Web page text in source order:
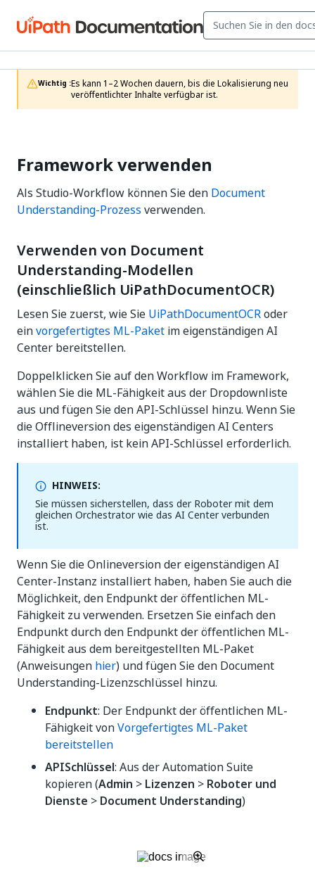
Wichtig :Es kann 1–2 Wochen dauern, bis die Lokalisierung neu
veröffentlichter Inhalte verfügbar ist.
Framework verwenden
Als Studio-Workflow können Sie den Document
Understanding-Prozess verwenden.
Verwenden von Document
Understanding-Modellen
(einschließlich UiPathDocumentOCR)
Lesen Sie zuerst, wie Sie UiPathDocumentOCRoder
einvorgefertigtes ML-Paket im eigenständigen AI
Center bereitstellen.
Doppelklicken Sie auf den Workflow im Framework,
wählen Sie die ML-Fähigkeit aus der Dropdownliste
aus und fügen Sie den API-Schlüssel hinzu. Wenn Sie
die Offlineversion des eigenständigen AI Centers
installiert haben, ist kein API-Schlüssel erforderlich.
HINWEIS:
Sie müssen sicherstellen, dass der Roboter mit dem
gleichen Orchestrator wie das AI Center verbunden
ist.
Wenn Sie die Onlineversion der eigenständigen AI
Center-Instanz installiert haben, haben Sie auch die
Möglichkeit, den Endpunkt der öffentlichen ML-
Fähigkeit zu verwenden. Ersetzen Sie einfach den
Endpunkt durch den Endpunkt der öffentlichen ML-
Fähigkeit aus dem bereitgestellten ML-Paket
(Anweisungen hier) und fügen Sie den Document
Understanding-Lizenzschlüssel hinzu.
Endpunkt: Der Endpunkt der öffentlichen ML-
Fähigkeit vonVorgefertigtes ML-Paket
bereitstellen
APISchlüssel: Aus der Automation Suite
kopieren (Admin > Lizenzen > Roboter und
Dienste > Document Understanding)